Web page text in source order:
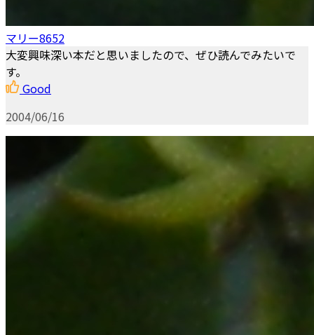
マリー8652
大変興味深い本だと思いましたので、ぜひ読んでみたいで
す。
Good
2004/06/16